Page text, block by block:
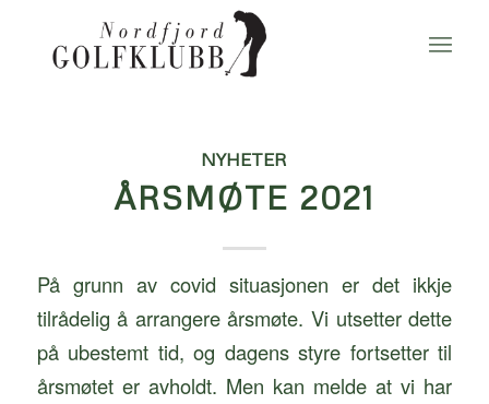
NYHETER
ÅRSMØTE 2021
På grunn av covid situasjonen er det ikkje
tilrådelig å arrangere årsmøte. Vi utsetter dette
på ubestemt tid, og dagens styre fortsetter til
årsmøtet er avholdt. Men kan melde at vi har